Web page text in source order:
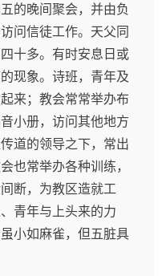
的晚间聚会，并由负
问信徒工作。天父同
十多。有时安息日或
现象。诗班，青年及
来；教会常常举办布
小册，访问其他地方
道的领导之下，常出
也常举办各种训练，
断，为教区造就工
青年与上头来的力
小如麻雀，但五脏具